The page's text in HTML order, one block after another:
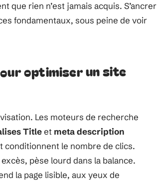
que rien n’est jamais acquis. S’ancrer
fondamentaux, sous peine de voir
optimiser un site
Les moteurs de recherche
Titleet meta description
conditionnent le nombre de clics.
pèse lourd dans la balance.
la page lisible, aux yeux de